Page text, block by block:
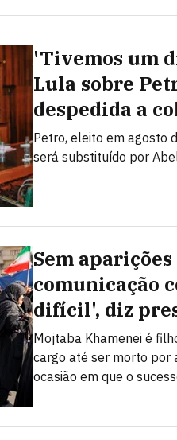
'Tivemos um
Lula sobre
despedida a
Petro, eleito em agosto
será substituído por
Sem
comunicação
difícil', diz
Mojtaba Khamenei é
cargo até ser morto por
ocasião em que o